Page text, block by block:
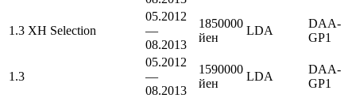
1.3 XH Selection
05.2012
—
08.2013
1850000
йен
LDA
DAA-
GP1
1.3
05.2012
—
08.2013
1590000
йен
LDA
DAA-
GP1